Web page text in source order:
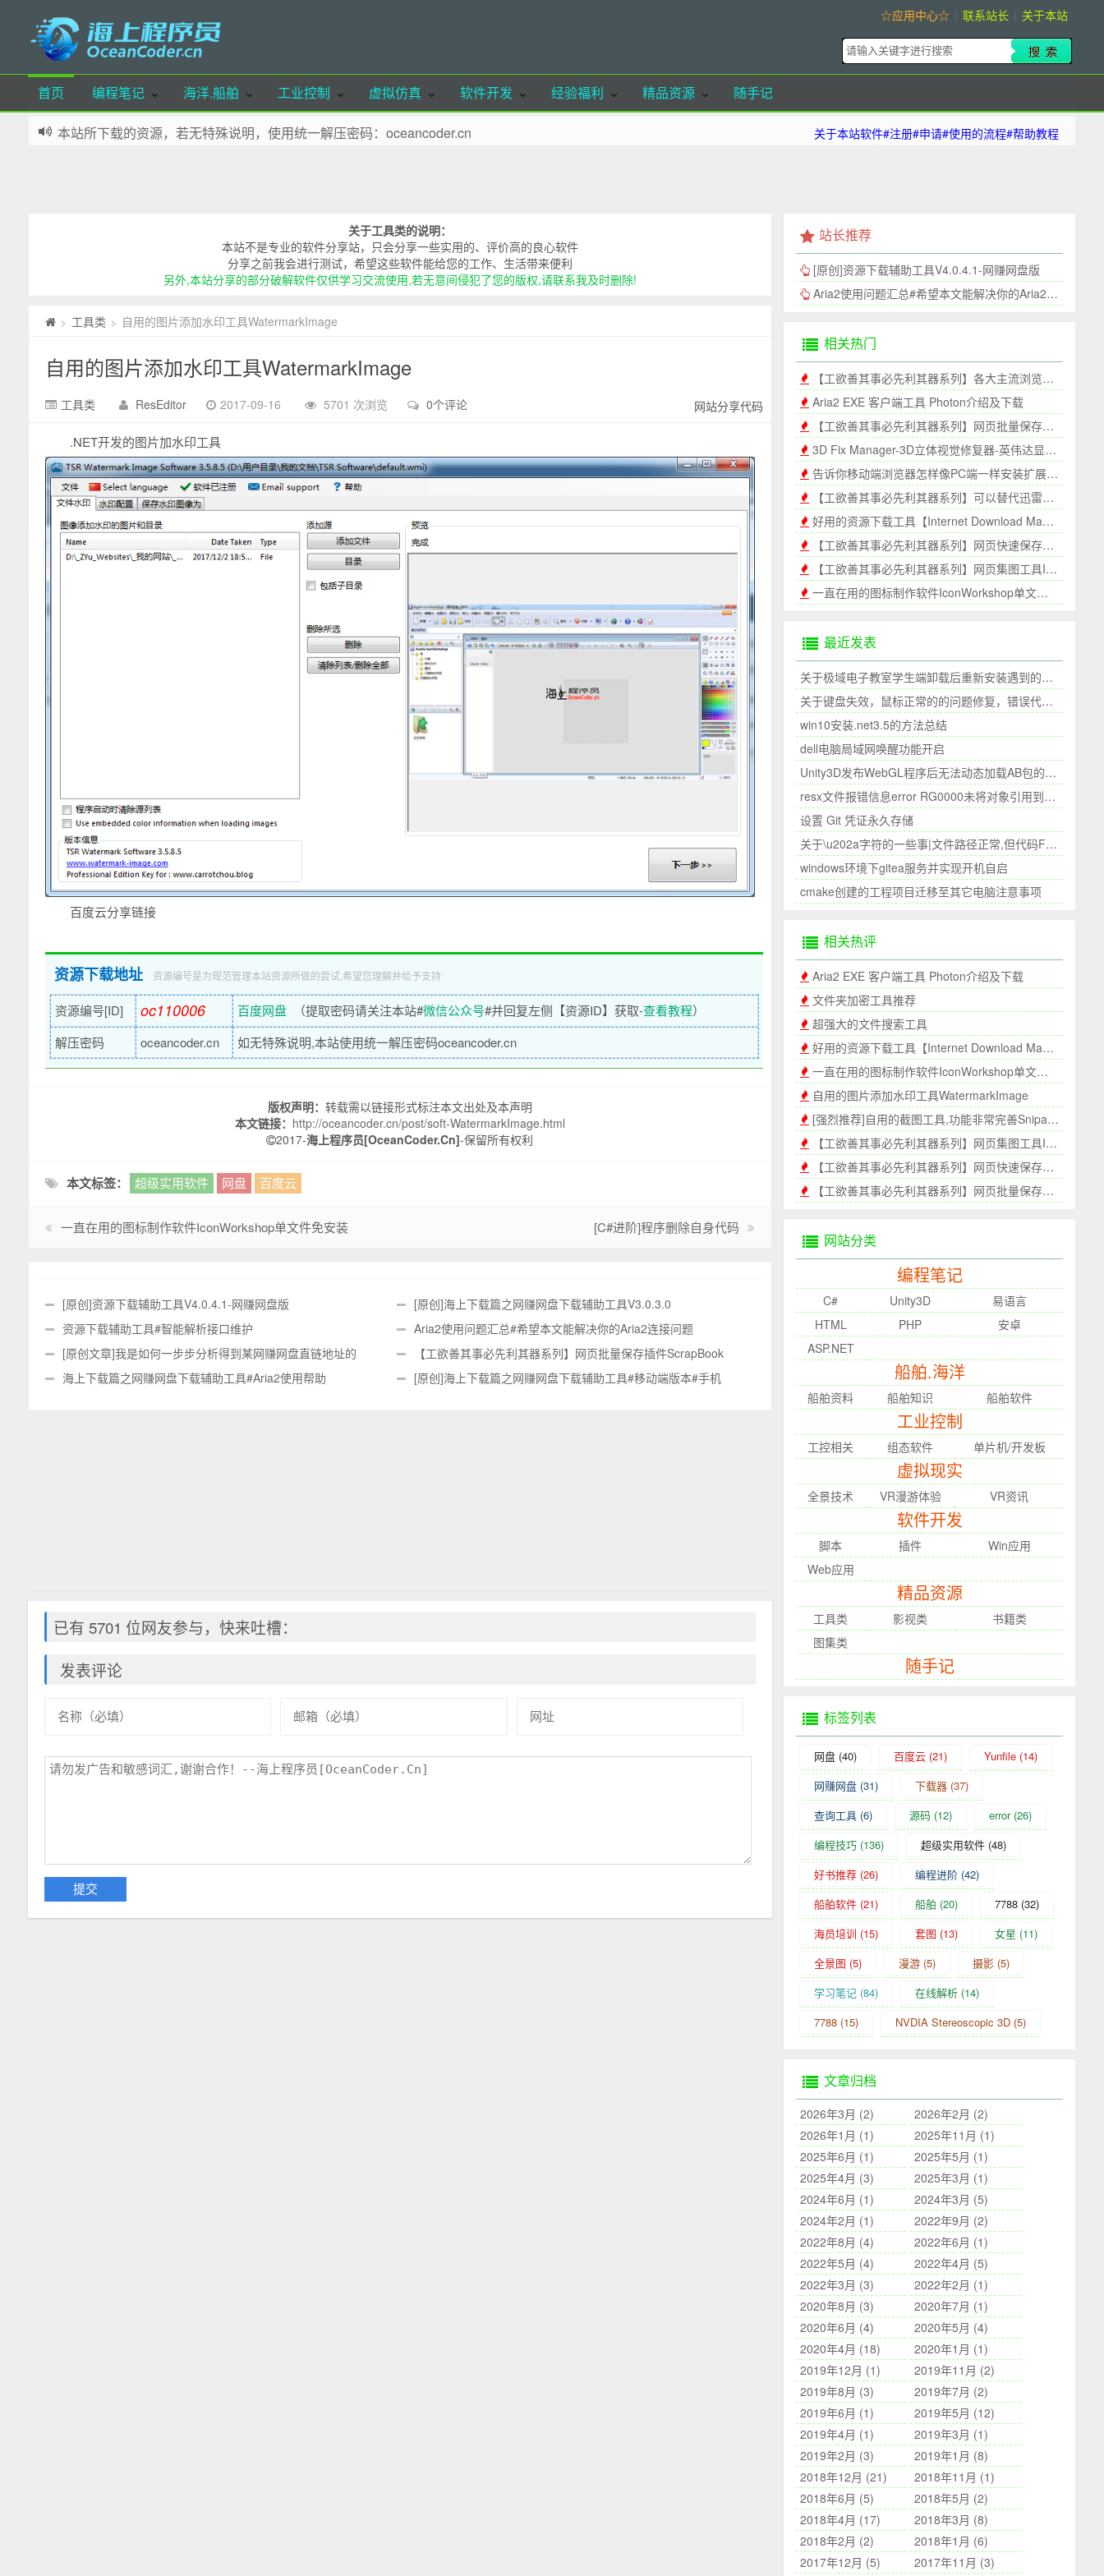
☆应用中心☆ 联系站长 关于本站
首页 编程笔记 海洋.船舶 工业控制 虚拟仿真 软件开发 经验福利 精品资源 随手记
关于本站软件#注册#申请#使用的流程#帮助教程
本站所下载的资源，若无特殊说明，使用统一解压密码：oceancoder.cn
本站所有文章，除特殊标明外，皆为本人原创，转载请注明出处，谢谢合作！
关于工具类的说明：
本站不是专业的软件分享站，只会分享一些实用的、评价高的良心软件
分享之前我会进行测试，希望这些软件能给您的工作、生活带来便利
另外,本站分享的部分破解软件仅供学习交流使用,若无意间侵犯了您的版权,请联系我及时删除!
> 工具类 > 自用的图片添加水印工具WatermarkImage
自用的图片添加水印工具WatermarkImage
工具类 ResEditor 2017-09-16 5701 次浏览 0个评论 网站分享代码
.NET开发的图片加水印工具
百度云分享链接
资源下载地址资源编号是为规范管理本站资源所做的尝试,希望您理解并给予支持
资源编号[ID] oc110006 百度网盘（提取密码请关注本站#微信公众号#并回复左侧【资源ID】获取-查看教程）
解压密码
oceancoder.cn 如无特殊说明,本站使用统一解压密码oceancoder.cn
版权声明： 转载需以链接形式标注本文出处及本声明
本文链接： http://oceancoder.cn/post/soft-WatermarkImage.html
2017-海上程序员[OceanCoder.Cn]-保留所有权利
本文标签： 超级实用软件 网盘 百度云
一直在用的图标制作软件IconWorkshop单文件免安装 [C#进阶]程序删除自身代码
[原创]资源下载辅助工具V4.0.4.1-网赚网盘版
[原创]海上下载篇之网赚网盘下载辅助工具V3.0.3.0
资源下载辅助工具#智能解析接口维护
Aria2使用问题汇总#希望本文能解决你的Aria2连接问题
[原创文章]我是如何一步步分析得到某网赚网盘直链地址的
【工欲善其事必先利其器系列】网页批量保存插件ScrapBook
X
海上下载篇之网赚网盘下载辅助工具#Aria2使用帮助
[原创]海上下载篇之网赚网盘下载辅助工具#移动端版本#手机
已有 5701 位网友参与，快来吐槽：
发表评论
站长推荐
[原创]资源下载辅助工具V4.0.4.1-网赚网盘版
Aria2使用问题汇总#希望本文能解决你的Aria2连接问题
相关热门
【工欲善其事必先利其器系列】各大主流浏览器历史记录导出工具BrowsingHistoryView
Aria2 EXE 客户端工具 Photon介绍及下载
【工欲善其事必先利其器系列】网页批量保存插件ScrapBook X
3D Fix Manager-3D立体视觉修复器-英伟达显卡NVDIA Stereoscopic 3D
告诉你移动端浏览器怎样像PC端一样安装扩展#运行脚本
【工欲善其事必先利其器系列】可以替代迅雷的开源下载工具Aria2配置及使用教程
好用的资源下载工具【Internet Download Manager】，IDM破解版
【工欲善其事必先利其器系列】网页快速保存插件UnMHT
【工欲善其事必先利其器系列】网页集图工具Image Picker
一直在用的图标制作软件IconWorkshop单文件免安装
最近发表
关于极域电子教室学生端卸载后重新安装遇到的问题
关于键盘失效，鼠标正常的的问题修复，错误代码39
win10安装.net3.5的方法总结
dell电脑局域网唤醒功能开启
Unity3D发布WebGL程序后无法动态加载AB包的问题
resx文件报错信息error RG0000未将对象引用到设置的实例||未能加载文件或程序集
设置 Git 凭证永久存储
关于\u202a字符的一些事|文件路径正常,但代码File.Exists显示文件不存在|复制的文件路径和手写的路径不一致
windows环境下gitea服务并实现开机自启
cmake创建的工程项目迁移至其它电脑注意事项
相关热评
Aria2 EXE 客户端工具 Photon介绍及下载
文件夹加密工具推荐
超强大的文件搜索工具
好用的资源下载工具【Internet Download Manager】，IDM破解版
一直在用的图标制作软件IconWorkshop单文件免安装
自用的图片添加水印工具WatermarkImage
[强烈推荐]自用的截图工具,功能非常完善Snipaste
【工欲善其事必先利其器系列】网页集图工具Image Picker
【工欲善其事必先利其器系列】网页快速保存插件UnMHT
【工欲善其事必先利其器系列】网页批量保存插件ScrapBook X
网站分类
编程笔记
C# Unity3D
易语言
HTML
PHP
安卓
ASP.NET
船舶.海洋
船舶资料 船舶知识 船舶软件
工业控制
工控相关 组态软件 单片机/开发板
虚拟现实
全景技术 VR漫游体验 VR资讯
软件开发
脚本 插件
Win应用
Web应用
精品资源
工具类 影视类
书籍类
图集类
随手记
标签列表
网盘(40) 百度云(21) Yunfile(14)
网赚网盘(31) 下载器(37)
查询工具(6) 源码(12) error(26)
编程技巧(136) 超级实用软件(48)
好书推荐(26) 编程进阶(42)
船舶软件(21) 船舶 (20) 7788(32)
海员培训 (15) 套图 (13) 女星 (11)
全景图 (5) 漫游(5) 摄影(5)
学习笔记(84) 在线解析(14)
7788(15) NVDIA Stereoscopic 3D(5)
文章归档
2026年3月 (2)
2026年2月 (2)
2026年1月 (1)
2025年11月 (1)
2025年6月 (1)
2025年5月 (1)
2025年4月 (3)
2025年3月 (1)
2024年6月 (1)
2024年3月 (5)
2024年2月 (1)
2022年9月 (2)
2022年8月 (4)
2022年6月 (1)
2022年5月 (4)
2022年4月 (5)
2022年3月 (3)
2022年2月 (1)
2020年8月 (3)
2020年7月 (1)
2020年6月 (4)
2020年5月 (4)
2020年4月 (18)
2020年1月 (1)
2019年12月 (1)
2019年11月 (2)
2019年8月 (3)
2019年7月 (2)
2019年6月 (1)
2019年5月 (12)
2019年4月 (1)
2019年3月 (1)
2019年2月 (3)
2019年1月 (8)
2018年12月 (21)
2018年11月 (1)
2018年6月 (5)
2018年5月 (2)
2018年4月 (17)
2018年3月 (8)
2018年2月 (2)
2018年1月 (6)
2017年12月 (5)
2017年11月 (3)